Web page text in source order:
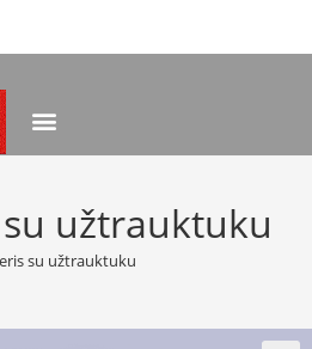
užtrauktuku
su užtrauktuku